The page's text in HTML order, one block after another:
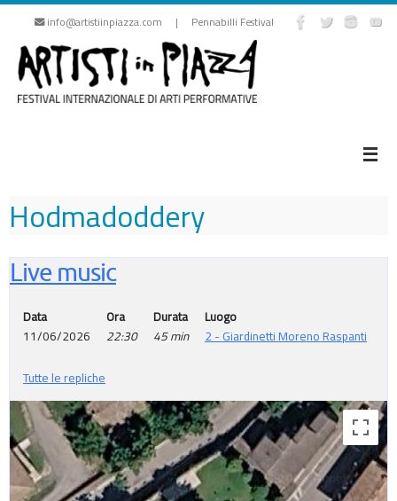
Vai
contenuto
info@artistiinpiazza.com | Pennabilli Festival
Hodmadoddery
Live music
Data
11/06/2026
Ora
22:30
Durata
45 min
Luogo
2 - Giardinetti Moreno Raspanti
Tutte le repliche